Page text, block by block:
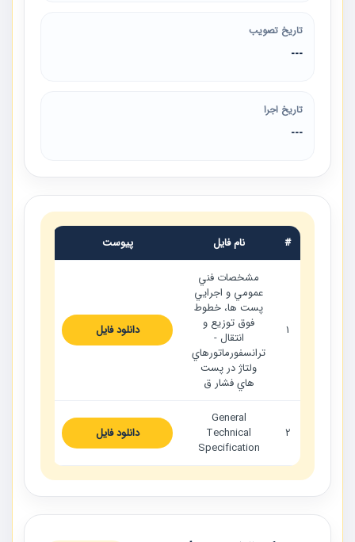
تاریخ تصویب
---
تاریخ اجرا
---
# نام فایل پیوست
1
مشخصات فني
عمومي و اجرايي
پست ها، خطوط
فوق توزيع و
انتقال -
ترانسفورماتورهاي
ولتاژ در پست
هاي فشار ق
دانلود فایل
2
General
Technical
Specification
دانلود فایل